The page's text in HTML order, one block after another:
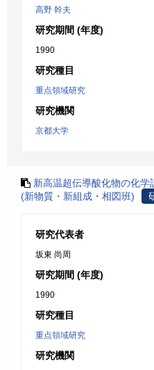
高野 幹夫
研究期間 (年度)
1990
研究種目
重点領域研究
研究機関
京都大学
新高温超伝導酸化物の化
(新物質・新組成・相図班)
研究代表者
坂東 尚周
研究期間 (年度)
1990
研究種目
重点領域研究
研究機関